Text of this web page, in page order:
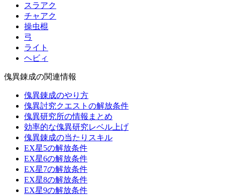
スラアク
チャアク
操虫棍
弓
ライト
ヘビィ
傀異錬成の関連情報
傀異錬成のやり方
傀異討究クエストの解放条件
傀異研究所の情報まとめ
効率的な傀異研究レベル上げ
傀異錬成の当たりスキル
EX星5の解放条件
EX星6の解放条件
EX星7の解放条件
EX星8の解放条件
EX星9の解放条件